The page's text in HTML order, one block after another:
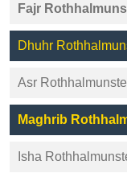
Fajr
Dhuhr
Asr
Maghrib
Isha